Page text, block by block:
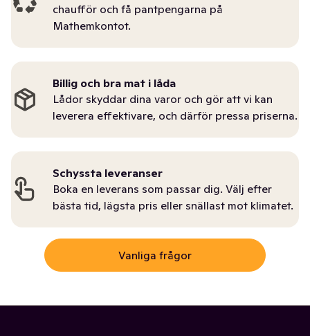
chaufför och få pantpengarna på
Mathemkontot.
Billig och bra mat i låda
Lådor skyddar dina varor och gör att vi kan
leverera effektivare, och därför pressa priserna.
Schyssta leveranser
Boka en leverans som passar dig. Välj efter
bästa tid, lägsta pris eller snällast mot klimatet.
Vanliga frågor